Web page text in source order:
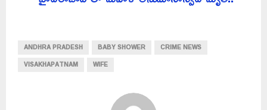
ANDHRA PRADESH BABY SHOWER
CRIME NEWS
VISAKHAPATNAM
WIFE